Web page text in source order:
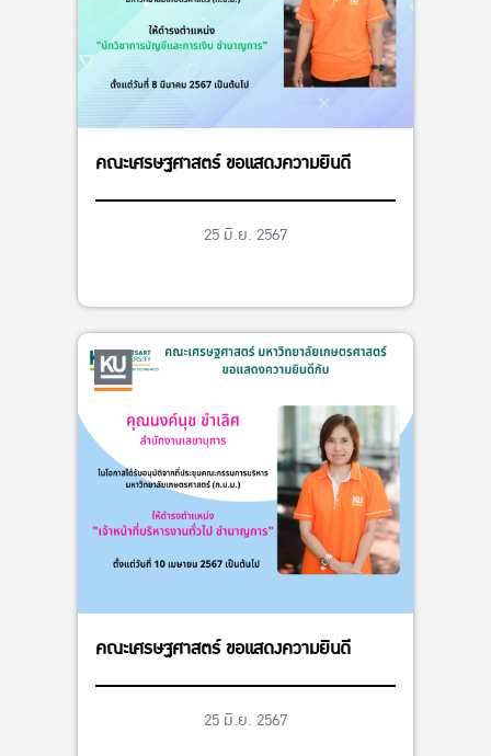
คณะเศรษฐศาสตร์ ขอแสดงความยินดี
25 มิ.ย. 2567
คณะเศรษฐศาสตร์ ขอแสดงความยินดี
25 มิ.ย. 2567